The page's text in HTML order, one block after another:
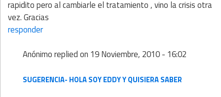
rapidito pero al cambiarle el tratamiento , vino la crisis otra
vez. Gracias
responder
Anónimoreplied on 19 Noviembre, 2010 - 16:02
SUGERENCIA- HOLA SOY EDDY Y QUISIERA SABER